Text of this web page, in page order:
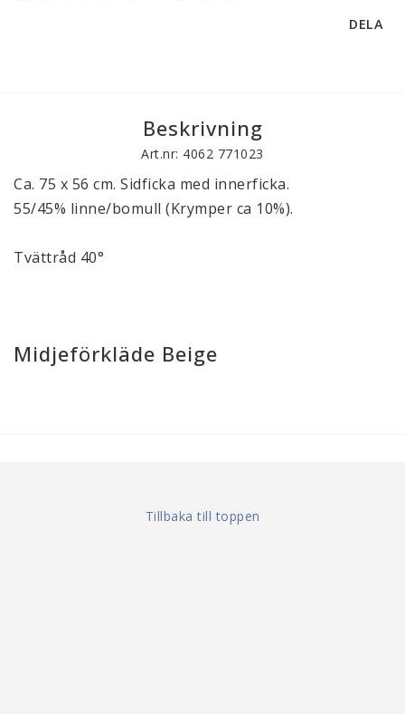
DELA
Beskrivning
Art.nr: 4062 771023
Ca. 75 x 56 cm. Sidficka med innerficka.
55/45% linne/bomull (Krymper ca 10%).
Tvättråd 40°
Midjeförkläde Beige
Tillbaka till toppen